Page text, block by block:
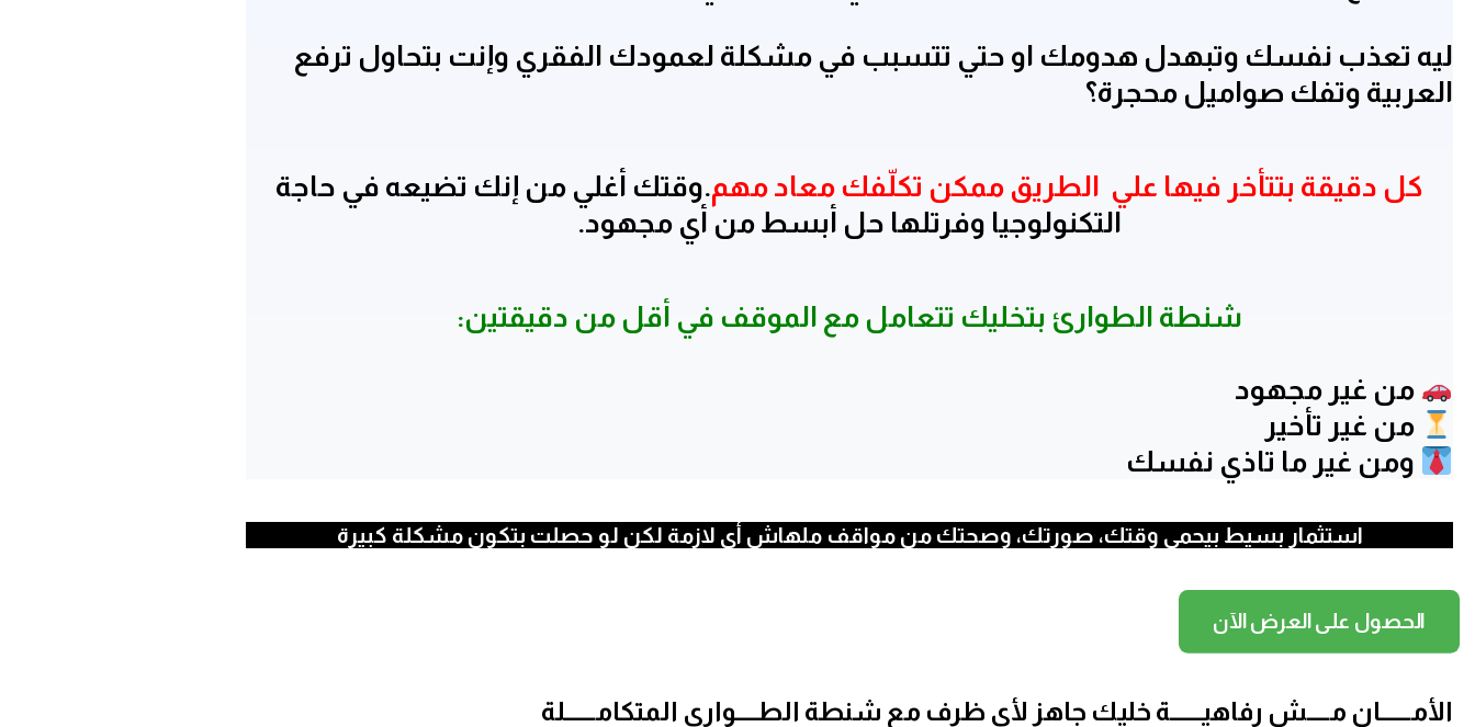
ليه تعذب نفسك وتبهدل هدومك او حتي تتسبب في مشكلة لعمودك الفقري وإنت بتحاول ترفع
العربية وتفك صواميل محجرة؟
كل دقيقة بتتأخر فيها علي الطريق ممكن تكلّفك معاد مهم.وقتك أغلي من إنك تضيعه في حاجة
التكنولوجيا وفرتلها حل أبسط من أي مجهود.
شنطة الطوارئ بتخليك تتعامل مع الموقف في أقل من دقيقتين:
من غير مجهود
من غير تأخير
ومن غير ما تاذي نفسك
استثمار بسيط بيحمي وقتك، صورتك، وصحتك من مواقف ملهاش أي لازمة لكن لو حصلت بتكون مشكلة كبيرة
الحصول على العرض الآن
الأمـــــــان مـــــش رفاهيـــــــة خليك جاهز لأي ظرف مع شنطة الطـــــواري المتكامـــــــلة